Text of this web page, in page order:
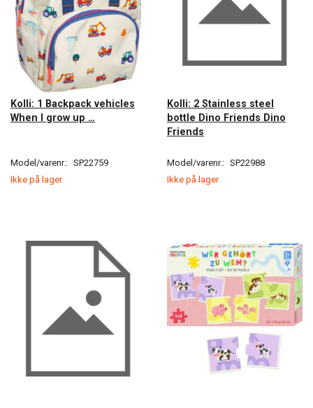
Kolli: 1 Backpack vehicles
When I grow up …
Model/varenr.: SP22759
Ikke på lager
Kolli: 2 Stainless steel
bottle Dino Friends Dino
Friends
Model/varenr.: SP22988
Ikke på lager